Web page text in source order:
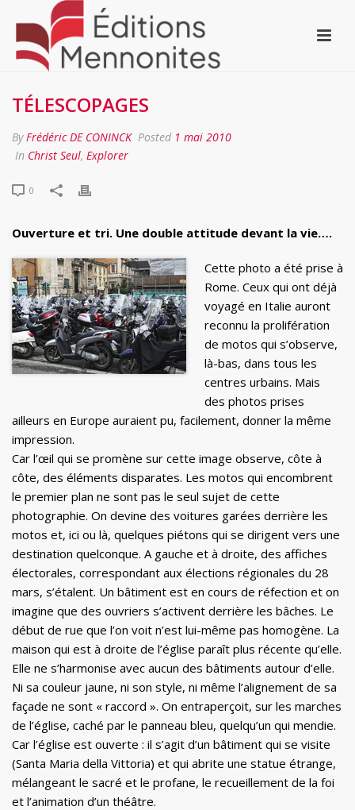
TÉLESCOPAGES
ByFrédéric DE CONINCK Posted 1 mai 2010
In Christ Seul, Explorer
0
Ouverture et tri. Une double attitude devant la vie….
Cette photo a été prise à
Rome. Ceux qui ont déjà
voyagé en Italie auront
reconnu la prolifération
de motos qui s’observe,
là-bas, dans tous les
centres urbains. Mais
des photos prises
ailleurs en Europe auraient pu, facilement, donner la même
impression.
Car l’œil qui se promène sur cette image observe, côte à
côte, des éléments disparates. Les motos qui encombrent
le premier plan ne sont pas le seul sujet de cette
photographie. On devine des voitures garées derrière les
motos et, ici ou là, quelques piétons qui se dirigent vers une
destination quelconque. A gauche et à droite, des affiches
électorales, correspondant aux élections régionales du 28
mars, s’étalent. Un bâtiment est en cours de réfection et on
imagine que des ouvriers s’activent derrière les bâches. Le
début de rue que l’on voit n’est lui-même pas homogène. La
maison qui est à droite de l’église paraît plus récente qu’elle.
Elle ne s’harmonise avec aucun des bâtiments autour d’elle.
Ni sa couleur jaune, ni son style, ni même l’alignement de sa
façade ne sont « raccord ». On entraperçoit, sur les marches
de l’église, caché par le panneau bleu, quelqu’un qui mendie.
Car l’église est ouverte : il s’agit d’un bâtiment qui se visite
(Santa Maria della Vittoria) et qui abrite une statue étrange,
mélangeant le sacré et le profane, le recueillement de la foi
et l’animation d’un théâtre.